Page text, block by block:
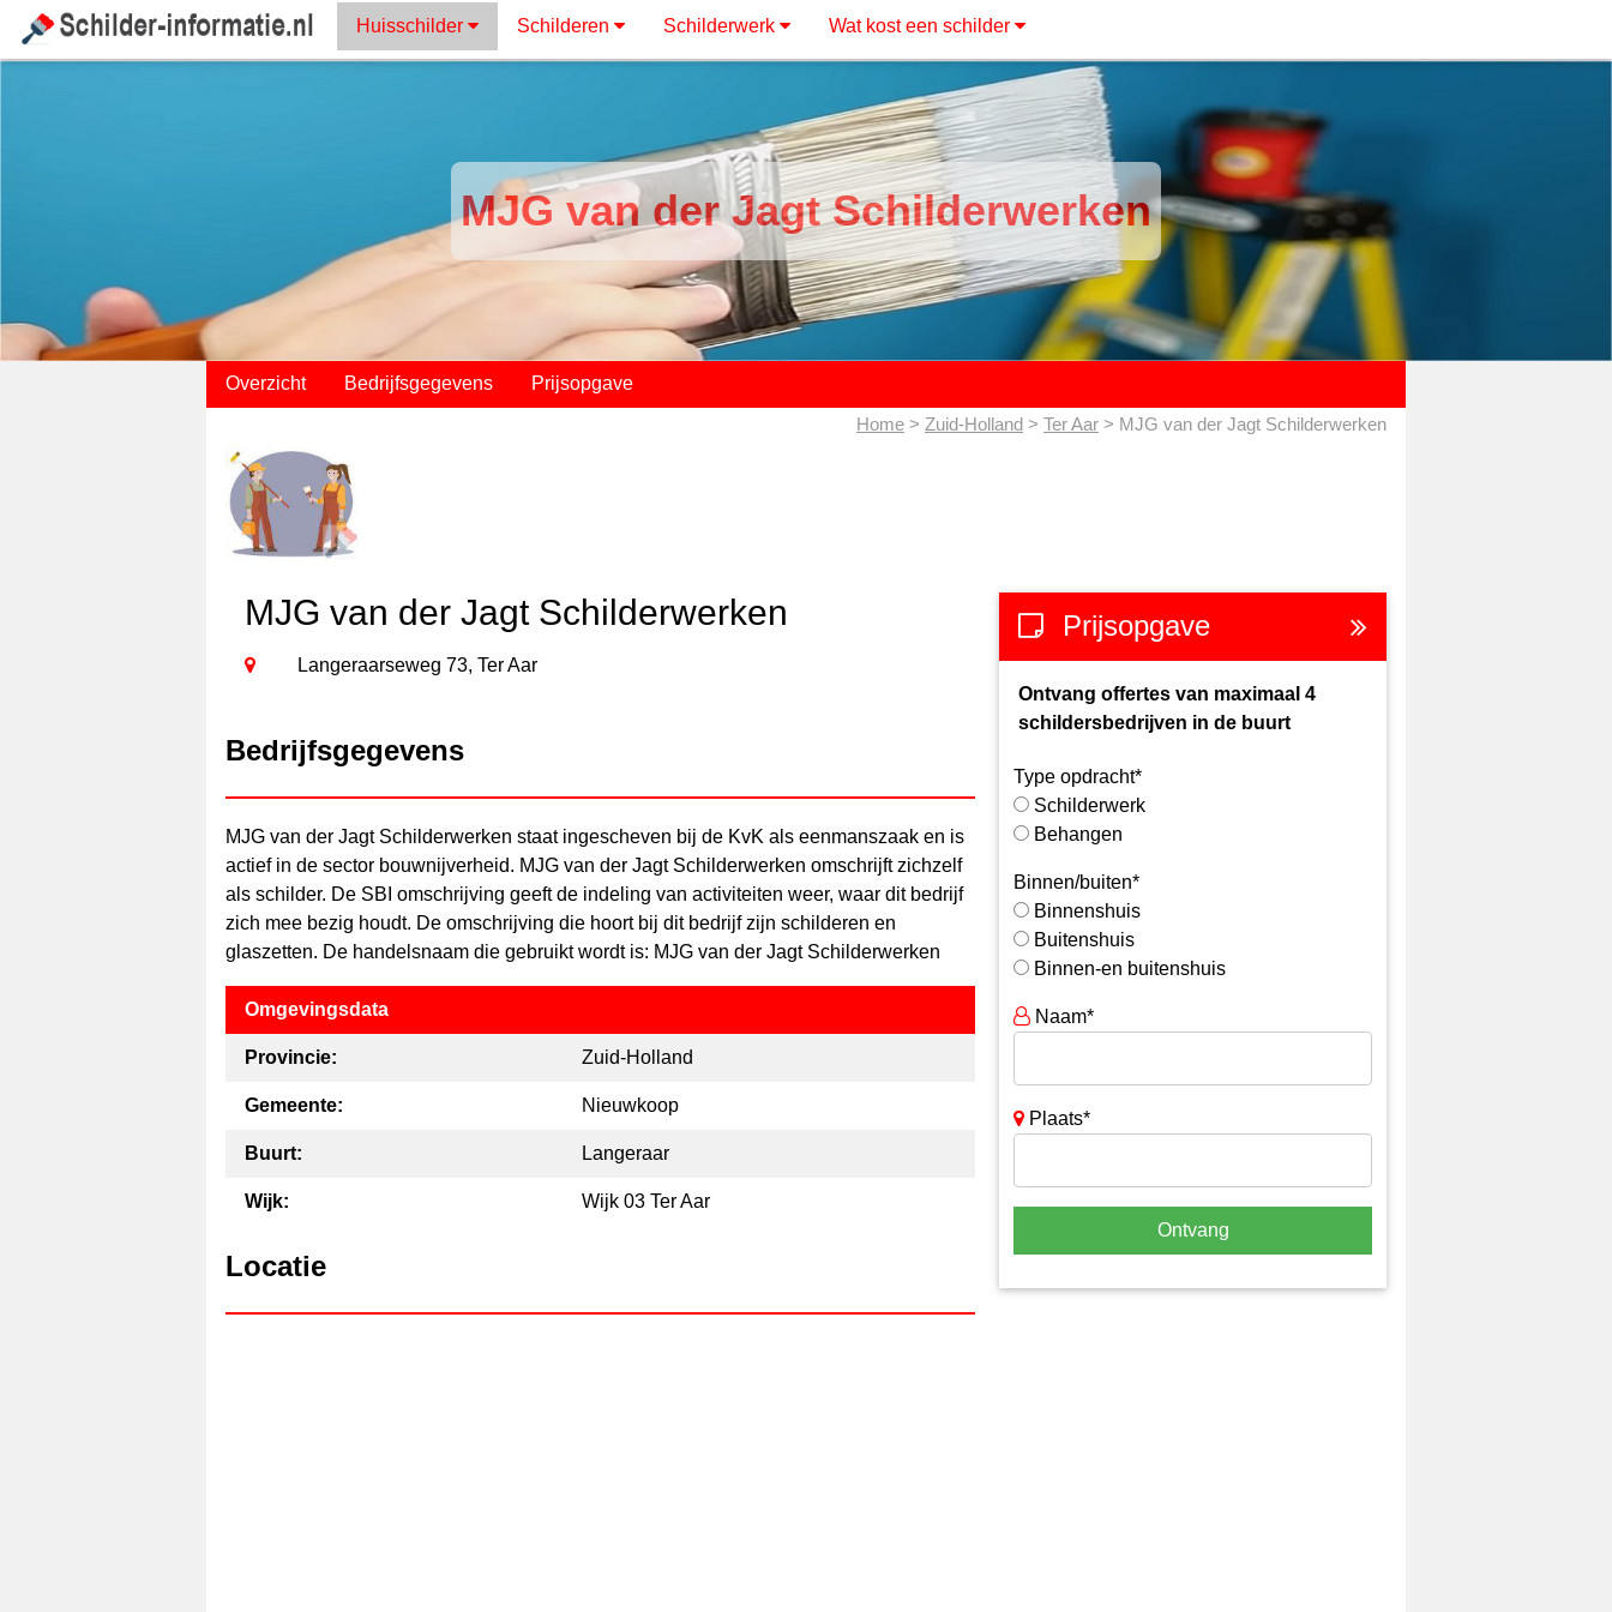
Huisschilder Schilderen Schilderwerk Wat kost een schilder
MJG van der Jagt Schilderwerken
;
Overzicht Bedrijfsgegevens Prijsopgave
Home > Zuid-Holland > Ter Aar > MJG van der Jagt Schilderwerken
MJG van der Jagt Schilderwerken
Langeraarseweg 73, Ter Aar
Bedrijfsgegevens
MJG van der Jagt Schilderwerken staat ingescheven bij de KvK als eenmanszaak en is
actief in de sector bouwnijverheid. MJG van der Jagt Schilderwerken omschrijft zichzelf
als schilder. De SBI omschrijving geeft de indeling van activiteiten weer, waar dit bedrijf
zich mee bezig houdt. De omschrijving die hoort bij dit bedrijf zijn schilderen en
glaszetten. De handelsnaam die gebruikt wordt is: MJG van der Jagt Schilderwerken
Omgevingsdata
Provincie: Zuid-Holland
Gemeente: Nieuwkoop
Buurt: Langeraar
Wijk: Wijk 03 Ter Aar
Locatie
Prijsopgave
Ontvang offertes van maximaal 4
schildersbedrijven in de buurt
Type opdracht*
Schilderwerk
Behangen
Binnen/buiten*
Binnenshuis
Buitenshuis
Binnen-en buitenshuis
Naam*
Plaats*
Ontvang